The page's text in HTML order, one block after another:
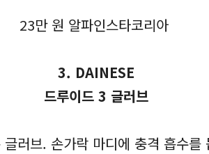
23만 원 알파인스타코리아
3. DAINESE
드루이드 3 글러브
러브. 손가락 마디에 충격 흡수